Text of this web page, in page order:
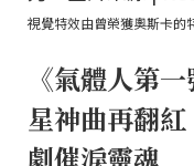
視覺特效由曾榮獲奧斯卡的
《氣體人第
星神曲再翻
劇催淚靈魂